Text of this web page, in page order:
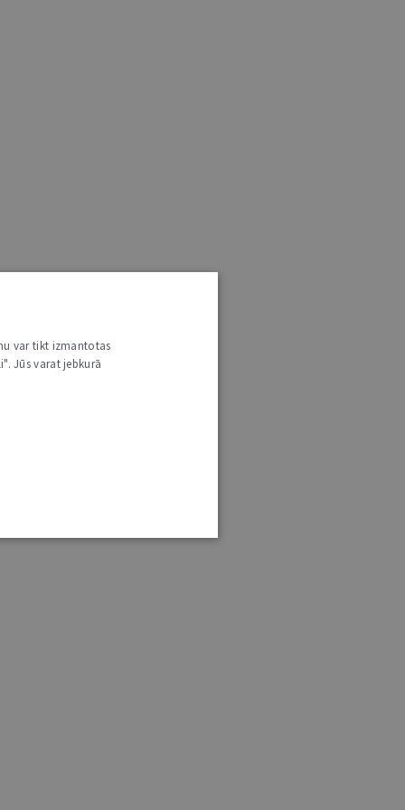
var tikt izmantotas
Jūs varat jebkurā